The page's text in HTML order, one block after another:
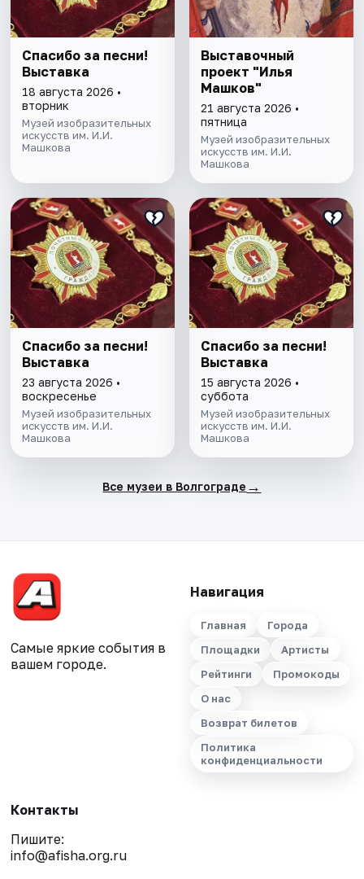
Спасибо за песни!
Выставка
18 августа 2026 •
вторник
Музей изобразительных
искусств им. И.И.
Машкова
Выставочный
проект "Илья
Машков"
21 августа 2026 •
пятница
Музей изобразительных
искусств им. И.И.
Машкова
Спасибо за песни!
Выставка
23 августа 2026 •
воскресенье
Музей изобразительных
искусств им. И.И.
Машкова
Спасибо за песни!
Выставка
15 августа 2026 •
суббота
Музей изобразительных
искусств им. И.И.
Машкова
Все музеи в Волгограде →
Самые яркие события в
вашем городе.
Навигация
Главная
Города
Площадки
Артисты
Рейтинги
Промокоды
О нас
Возврат билетов
Политика
конфиденциальности
Контакты
Пишите:
info@afisha.org.ru